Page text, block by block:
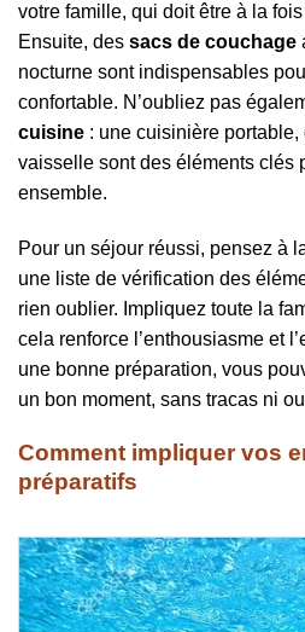
votre famille, qui doit être à la
Ensuite, des sacs de couchage
nocturne sont indispensables
confortable. N’oubliez pas
cuisine : une cuisinière
vaisselle sont des éléments clés
ensemble.
Pour un séjour réussi, pensez à
une liste de vérification des
rien oublier. Impliquez toute la
cela renforce l’enthousiasme et
une bonne préparation, vous
un bon moment, sans tracas ni
Comment impliquer vos
préparatifs